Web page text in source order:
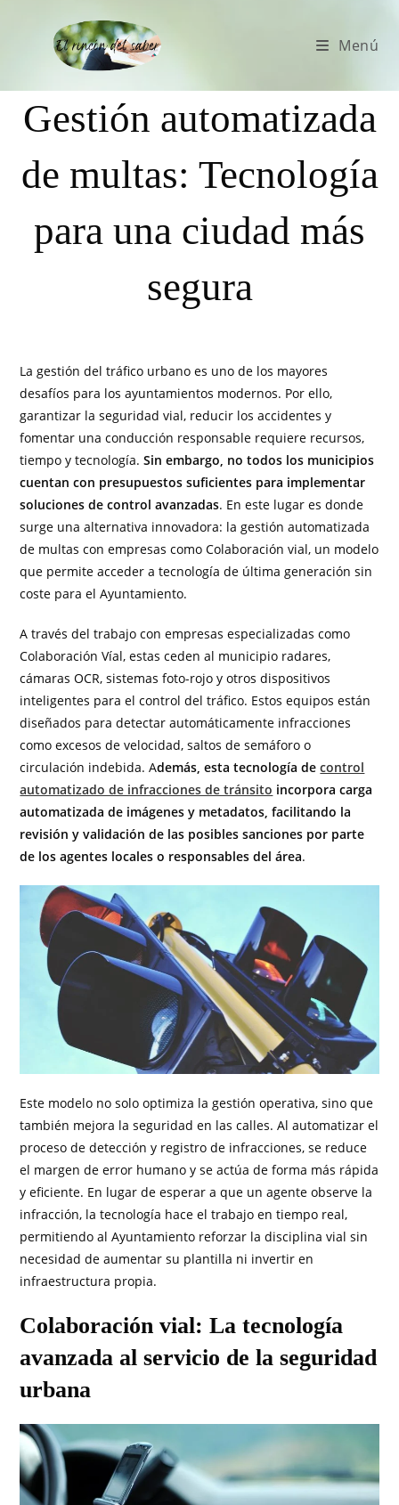
Menú
Gestión automatizada
de multas: Tecnología
para una ciudad más
segura
La gestión del tráfico urbano es uno de los mayores
desafíos para los ayuntamientos modernos. Por ello,
garantizar la seguridad vial, reducir los accidentes y
fomentar una conducción responsable requiere recursos,
tiempo y tecnología.Sin embargo, no todos los municipios
cuentan con presupuestos suficientes para implementar
soluciones de control avanzadas. En este lugar es donde
surge una alternativa innovadora: la gestión automatizada
de multas con empresas como Colaboración vial, un modelo
que permite acceder a tecnología de última generación sin
coste para el Ayuntamiento.
A través del trabajo con empresas especializadas como
Colaboración Víal, estas ceden al municipio radares,
cámaras OCR, sistemas foto-rojo y otros dispositivos
inteligentes para el control del tráfico. Estos equipos están
diseñados para detectar automáticamente infracciones
como excesos de velocidad, saltos de semáforo o
circulación indebida. Además, esta tecnología decontrol
automatizado de infracciones de tránsito incorpora carga
automatizada de imágenes y metadatos, facilitando la
revisión y validación de las posibles sanciones por parte
de los agentes locales o responsables del área.
Este modelo no solo optimiza la gestión operativa, sino que
también mejora la seguridad en las calles. Al automatizar el
proceso de detección y registro de infracciones, se reduce
el margen de error humano y se actúa de forma más rápida
y eficiente. En lugar de esperar a que un agente observe la
infracción, la tecnología hace el trabajo en tiempo real,
permitiendo al Ayuntamiento reforzar la disciplina vial sin
necesidad de aumentar su plantilla ni invertir en
infraestructura propia.
Colaboración vial: La tecnología
avanzada al servicio de la seguridad
urbana